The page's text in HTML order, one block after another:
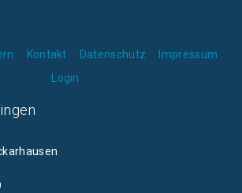
Kontakt Datenschutz
Impressum
Login